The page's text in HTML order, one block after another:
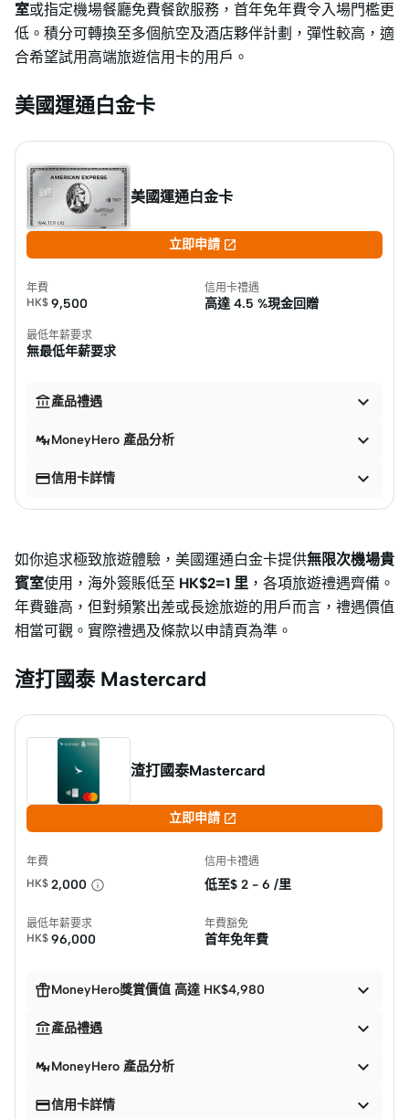
室或指定機場餐廳免費餐飲服務，首年免年費令入場門檻更
低。積分可轉換至多個航空及酒店夥伴計劃，彈性較高，適
合希望試用高端旅遊信用卡的用戶。
美國運通白金卡
美國運通白金卡
立即申請 
年費
HK$ 9,500
信用卡禮遇
高達 4.5 %現金回贈
最低年薪要求
無最低年薪要求
產品禮遇 
MoneyHero 產品分析 
信用卡詳情 
如你追求極致旅遊體驗，美國運通白金卡提供無限次機場貴
賓室使用，海外簽賬低至 HK$2=1 里 ，各項旅遊禮遇齊備。
年費雖高，但對頻繁出差或長途旅遊的用戶而言，禮遇價值
相當可觀。實際禮遇及條款以申請頁為準。
渣打國泰 Mastercard
渣打國泰Mastercard
立即申請 
年費
HK$ 2,000
信用卡禮遇
低至$ 2 - 6 /里
最低年薪要求
HK$ 96,000
年費豁免
首年免年費
MoneyHero獎賞價值 高達 HK$4,980 
產品禮遇 
MoneyHero 產品分析 
信用卡詳情 